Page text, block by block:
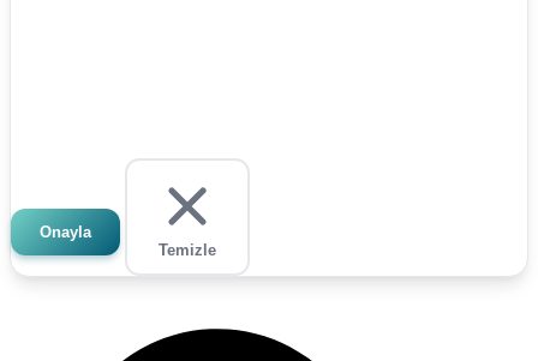
Onayla
Temizle